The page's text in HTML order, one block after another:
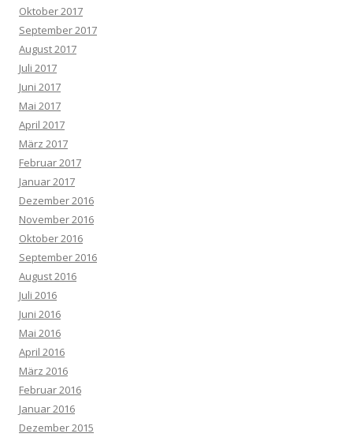
Oktober 2017
September 2017
August 2017
Juli 2017
Juni 2017
Mai 2017
April 2017
März 2017
Februar 2017
Januar 2017
Dezember 2016
November 2016
Oktober 2016
September 2016
August 2016
Juli 2016
Juni 2016
Mai 2016
April 2016
März 2016
Februar 2016
Januar 2016
Dezember 2015